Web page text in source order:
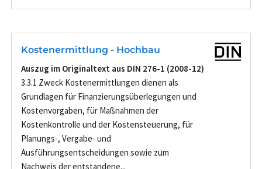
Kostenermittlung - Hochbau
Auszug im Originaltext aus DIN 276-1 (2008-12)
3.3.1 Zweck Kostenermittlungen dienen als
Grundlagen für Finanzierungsüberlegungen und
Kostenvorgaben, für Maßnahmen der
Kostenkontrolle und der Kostensteuerung, für
Planungs-, Vergabe- und
Ausführungsentscheidungen sowie zum
Nachweis der entstandene...